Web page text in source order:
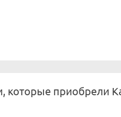
которые приобрели